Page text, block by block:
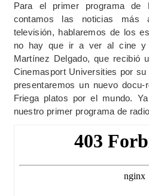
Para el primer programa de
contamos las noticias más
televisión, hablaremos de los
no hay que ir a ver al cine y
Martínez Delgado, que recibió
Cinemasport Universities por su
presentaremos un nuevo
Friega platos por el mundo.
nuestro primer programa de